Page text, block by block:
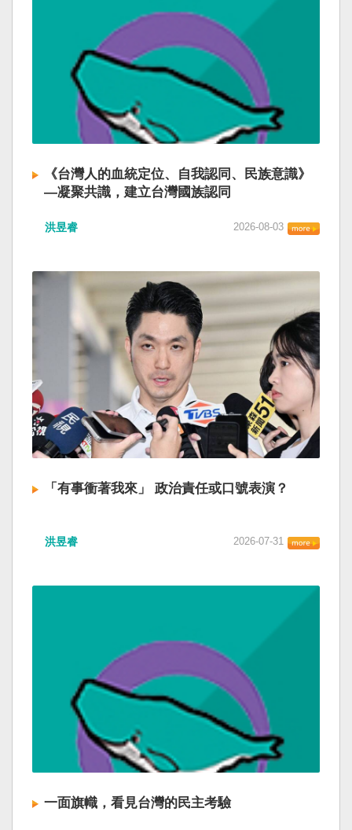
《台灣人的血統定位、自我認同、民族意識》
—凝聚共識，建立台灣國族認同
洪昱睿 2026-08-03
「有事衝著我來」 政治責任或口號表演？
洪昱睿 2026-07-31
一面旗幟，看見台灣的民主考驗